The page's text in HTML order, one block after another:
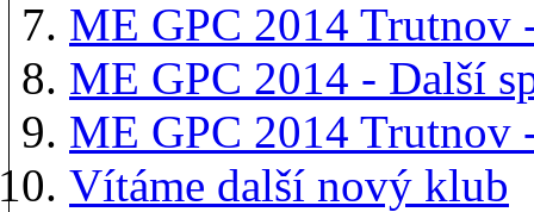
ME GPC 2014 Trutnov
ME GPC 2014 - Další
ME GPC 2014 Trutnov
Vítáme další nový klub